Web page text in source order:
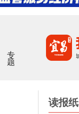
专题
读报纸